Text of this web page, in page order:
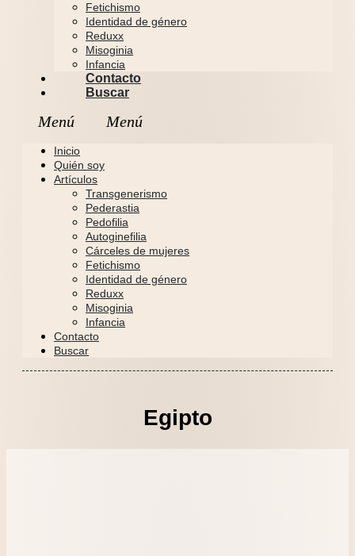
Fetichismo
Identidad de género
Reduxx
Misoginia
Infancia
Contacto
Buscar
Inicio
Quién soy
Artículos
Transgenerismo
Pederastia
Pedofilia
Autoginefilia
Cárceles de mujeres
Fetichismo
Identidad de género
Reduxx
Misoginia
Infancia
Contacto
Buscar
Egipto